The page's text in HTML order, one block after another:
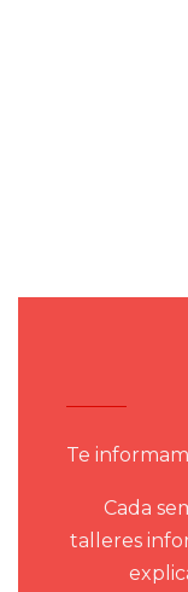
Te
Cada
talleres